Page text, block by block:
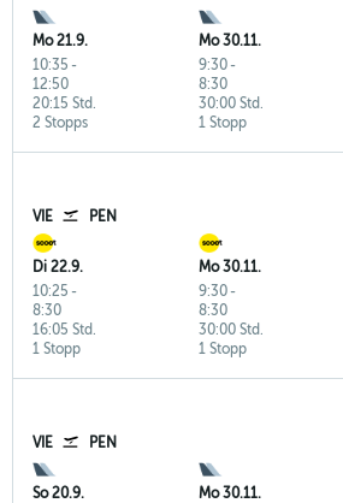
Mo 21.9.
10:35 -
12:50
2 Stopps
20:15 Std.
Mo 30.11.
9:30-
8:30
1 Stopp
30:00 Std.
VIE PEN
Di 22.9.
10:25 -
8:30
1 Stopp
16:05 Std.
Mo 30.11.
9:30-
8:30
1 Stopp
30:00 Std.
VIE PEN
So 20.9.
Mo 30.11.